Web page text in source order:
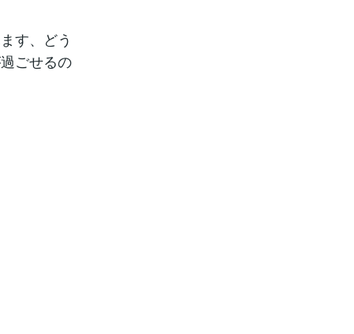
す、どう
ごせるの